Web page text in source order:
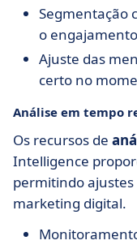
Segmentação
o engajamento
Ajuste das
certo no
Análise em tempo
Os recursos de
Intelligence
permitindo
marketing digital.